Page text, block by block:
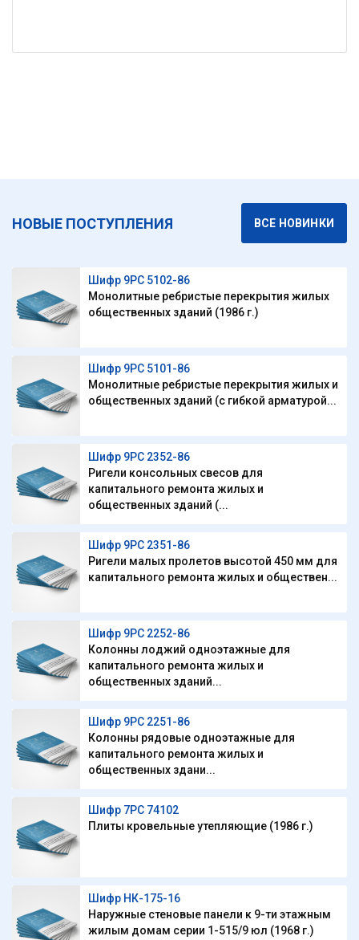
НОВЫЕ ПОСТУПЛЕНИЯ ВСЕ НОВИНКИ
Шифр 9РС 5102-86
Монолитные ребристые перекрытия жилых
общественных зданий (1986 г.)
Шифр 9РС 5101-86
Монолитные ребристые перекрытия жилых и
общественных зданий (с гибкой арматурой...
Шифр 9РС 2352-86
Ригели консольных свесов для
капитального ремонта жилых и
общественных зданий (...
Шифр 9РС 2351-86
Ригели малых пролетов высотой 450 мм для
капитального ремонта жилых и обществен...
Шифр 9РС 2252-86
Колонны лоджий одноэтажные для
капитального ремонта жилых и
общественных зданий...
Шифр 9РС 2251-86
Колонны рядовые одноэтажные для
капитального ремонта жилых и
общественных здани...
Шифр 7РС 74102
Плиты кровельные утепляющие (1986 г.)
Шифр НК-175-16
Наружные стеновые панели к 9-ти этажным
жилым домам серии 1-515/9 юл (1968 г.)